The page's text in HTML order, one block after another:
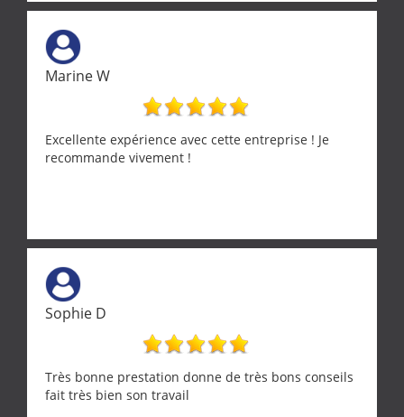
tourterelle et s’est ensuite patiemment occupé de
l’oiseau jusqu’à ce qu’il reprenne ses esprits et
puisse s’envoler. Après quoi il a procédé au
ramonage de notre insert avec dextérité et une
grande propreté, nous gratifiant également de
nombreux conseils concernant d’autres sujets. Un
entrepreneur comme on souhaite en rencontrer.
Encore un grand merci à lui.
Marine W
Excellente expérience avec cette entreprise ! Je
recommande vivement !
Sophie D
Très bonne prestation donne de très bons conseils
fait très bien son travail